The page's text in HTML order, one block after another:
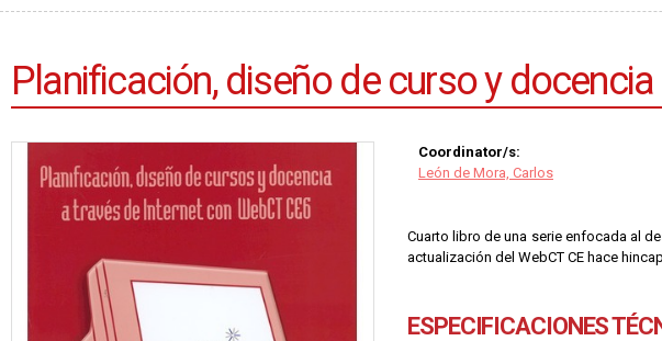
Planificación, diseño de curso y
Coordinator/s:
León de Mora, Carlos
Cuarto libro de una serie enfocada al
actualización del WebCT CE hace
ESPECIFICACIONES